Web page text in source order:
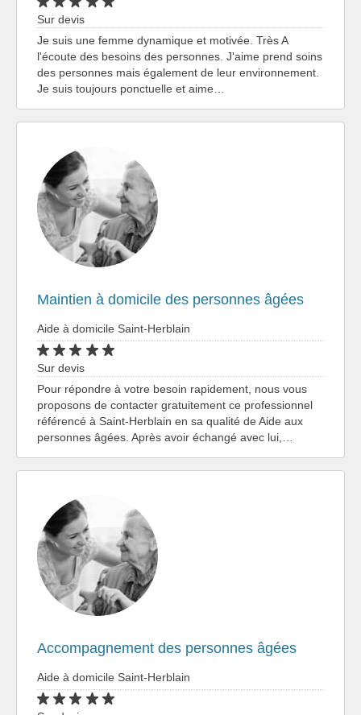
Sur devis
Je suis une femme dynamique et motivée. Très A
l'écoute des besoins des personnes. J'aime prend soins
des personnes mais également de leur environnement.
Je suis toujours ponctuelle et aime…
Maintien à domicile des personnes âgées
Aide à domicile Saint-Herblain
Sur devis
Pour répondre à votre besoin rapidement, nous vous
proposons de contacter gratuitement ce professionnel
référencé à Saint-Herblain en sa qualité de Aide aux
personnes âgées. Après avoir échangé avec lui,…
Accompagnement des personnes âgées
Aide à domicile Saint-Herblain